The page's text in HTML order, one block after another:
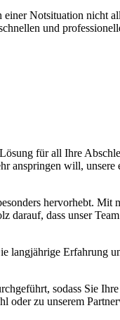
Notsituation nicht
und
für all Ihre
anspringen will, unsere
hervorhebt. Mit
darauf, dass unser
langjährige Erfahrung
sodass Sie
oder zu unserem